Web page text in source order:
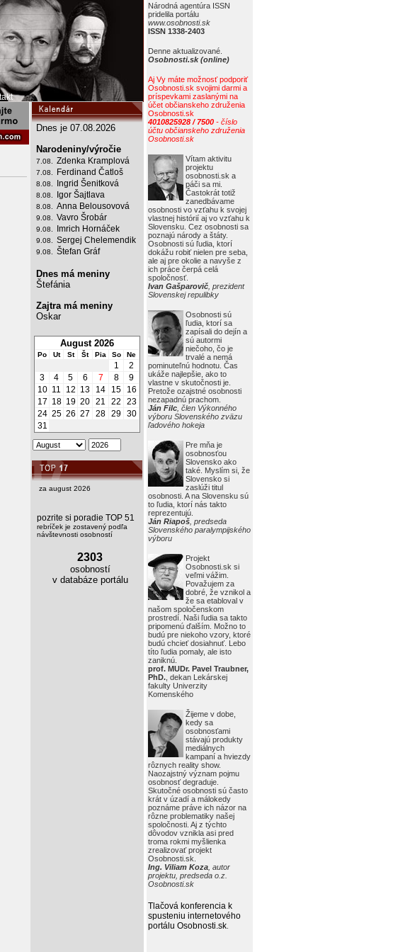
Národná agentúra ISSN
pridelila portálu
www.osobnosti.sk
ISSN 1338-2403
Denne aktualizované.
Osobnosti.sk (online)
Aj Vy máte možnosť podporiť
Osobnosti.sk svojimi darmi a
príspevkami zaslanými na
účet občianskeho združenia
Osobnosti.sk
4010825928 / 7500 - číslo
účtu občianskeho združenia
Osobnosti.sk
Vítam aktivitu
projektu
osobnosti.sk a
páči sa mi.
Častokrát totiž
zanedbávame
osobnosti vo vzťahu k svojej
vlastnej histórií aj vo vzťahu k
Slovensku. Cez osobnosti sa
poznajú národy a štáty.
Osobnosti sú ľudia, ktorí
dokážu robiť nielen pre seba,
ale aj pre okolie a navyše z
ich práce čerpá celá
spoločnosť.
Ivan Gašparovič , prezident
Slovenskej repulibky
Osobnosti sú
ľudia, ktorí sa
zapísali do dejín a
sú autormi
niečoho, čo je
trvalé a nemá
pominuteľnú hodnotu. Čas
ukáže najlepšie, ako to
vlastne v skutočnosti je.
Pretože ozajstné osobnosti
nezapadnú prachom.
Ján Filc , člen Výkonného
výboru Slovenského zväzu
ľadového hokeja
Pre mňa je
osobnosťou
Slovensko ako
také. Myslím si, že
Slovensko si
zaslúži titul
osobnosti. A na Slovensku sú
to ľudia, ktorí nás takto
reprezentujú.
Ján Riapoš , predseda
Slovenského paralympijského
výboru
Projekt
Osobnosti.sk si
veľmi vážim.
Považujem za
dobré, že vznikol a
že sa etabloval v
našom spoločenskom
prostredí. Naši ľudia sa takto
pripomenú ďalším. Možno to
budú pre niekoho vzory, ktoré
budú chcieť dosiahnuť. Lebo
títo ľudia pomaly, ale isto
zaniknú.
prof. MUDr. Pavel Traubner,
PhD. , dekan Lekárskej
fakulty Univerzity
Komenského
Žijeme v dobe,
kedy sa
osobnosťami
stávajú produkty
mediálnych
kampaní a hviezdy
rôznych reality show.
Naozajstný význam pojmu
osobnosť degraduje.
Skutočné osobnosti sú často
krát v úzadí a málokedy
poznáme práve ich názor na
rôzne problematiky našej
spoločnosti. Aj z týchto
dôvodov vznikla asi pred
troma rokmi myšlienka
zrealizovať projekt
Osobnosti.sk.
Ing. Viliam Koza , autor
projektu, predseda o.z.
Osobnosti.sk
Tlačová konferencia k
spusteniu internetového
portálu Osobnosti.sk
Dnes je 07.08.2026
Narodeniny/výročie
7.08. Zdenka Kramplová
7.08. Ferdinand Čatloš
8.08. Ingrid Šenitková
8.08. Igor Šajtlava
8.08. Anna Belousovová
9.08. Vavro Šrobár
9.08. Imrich Hornáček
9.08. Sergej Chelemendik
9.08. Štefan Gráf
Dnes má meniny
Štefánia
Zajtra má meniny
Oskar
August 2026
Po Ut St Št Pia So Ne
1
2
3
4 5 6 7 8
9
10 11 12 13 14 15
16
17 18 19 20 21 22
23
24 25 26 27 28 29 30
31
za august 2026
pozrite si poradie TOP 51
rebríček je zostavený podľa
návštevnosti osobností
2303
osobností
v databáze portálu